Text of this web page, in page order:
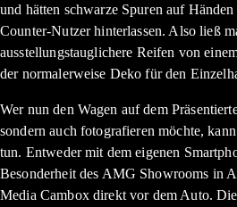
und hätten schwarze Spuren auf
Counter-Nutzer hinterlassen. Also ließ
ausstellungstauglichere Reifen von
der normalerweise Deko für den
Wer nun den Wagen auf dem
sondern auch fotografieren möchte,
tun. Entweder mit dem eigenen
Besonderheit des AMG Showrooms in
Media Cambox direkt vor dem Auto.